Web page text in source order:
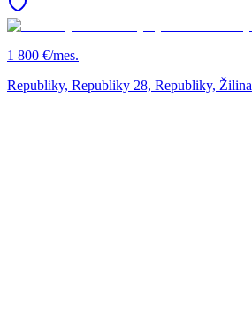
1 800 €/mes.
Republiky, Republiky 28, Republiky, Žilina